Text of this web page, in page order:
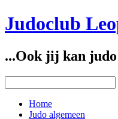
Judoclub
...Ook jij kan
Home
Judo algemeen